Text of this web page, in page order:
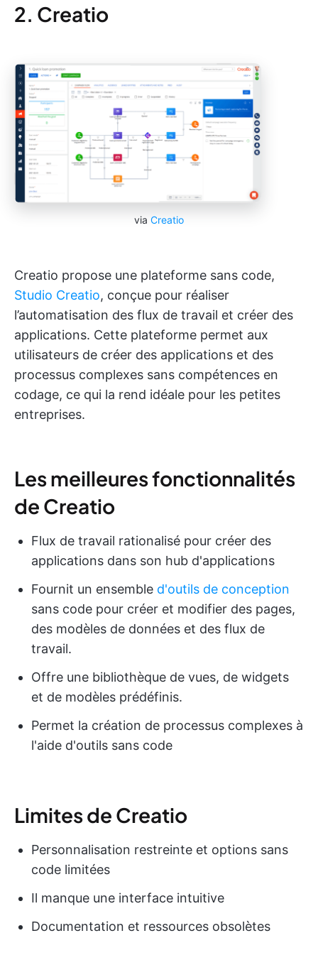
2. Creatio
via Creatio
Creatio propose une plateforme sans code,
Studio Creatio, conçue pour réaliser
l’automatisation des flux de travail et créer des
applications. Cette plateforme permet aux
utilisateurs de créer des applications et des
processus complexes sans compétences en
codage, ce qui la rend idéale pour les petites
entreprises.
Les meilleures fonctionnalités
de Creatio
Flux de travail rationalisé pour créer des
applications dans son hub d'applications
Fournit un ensemble d'outils de conception
sans code pour créer et modifier des pages,
des modèles de données et des flux de
travail.
Offre une bibliothèque de vues, de widgets
et de modèles prédéfinis.
Permet la création de processus complexes à
l'aide d'outils sans code
Limites de Creatio
Personnalisation restreinte et options sans
code limitées
Il manque une interface intuitive
Documentation et ressources obsolètes